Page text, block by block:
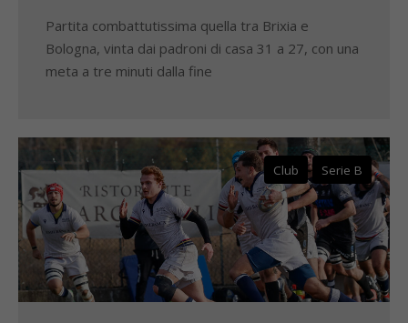
Partita combattutissima quella tra Brixia e
Bologna, vinta dai padroni di casa 31 a 27, con una
meta a tre minuti dalla fine
Club Serie B